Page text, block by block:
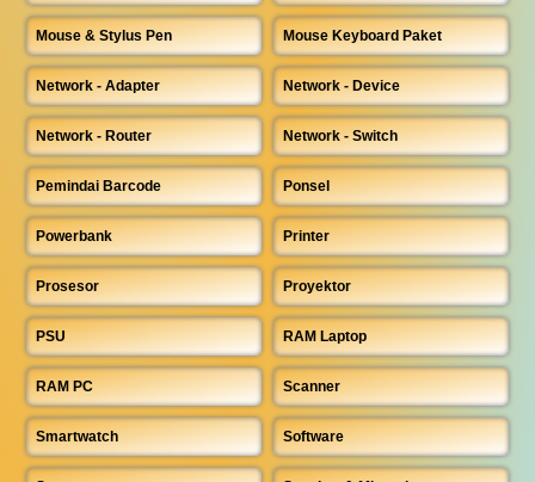
Mouse & Stylus Pen Mouse Keyboard Paket
Network - Adapter Network - Device
Network - Router Network - Switch
Pemindai Barcode Ponsel
Powerbank Printer
Prosesor Proyektor
PSU RAM Laptop
RAM PC Scanner
Smartwatch Software